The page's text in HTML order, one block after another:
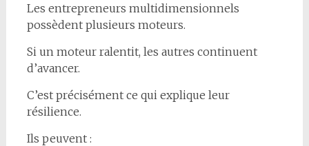
Les entrepreneurs multidimensionnels
possèdent plusieurs moteurs.
Si un moteur ralentit, les autres continuent
d’avancer.
C’est précisément ce qui explique leur
résilience.
Ils peuvent :